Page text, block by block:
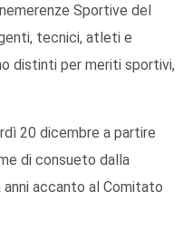
Sportive del
tecnici, atleti e
distinti per meriti sportivi,
20 dicembre a partire
di consueto dalla
anni accanto al Comitato